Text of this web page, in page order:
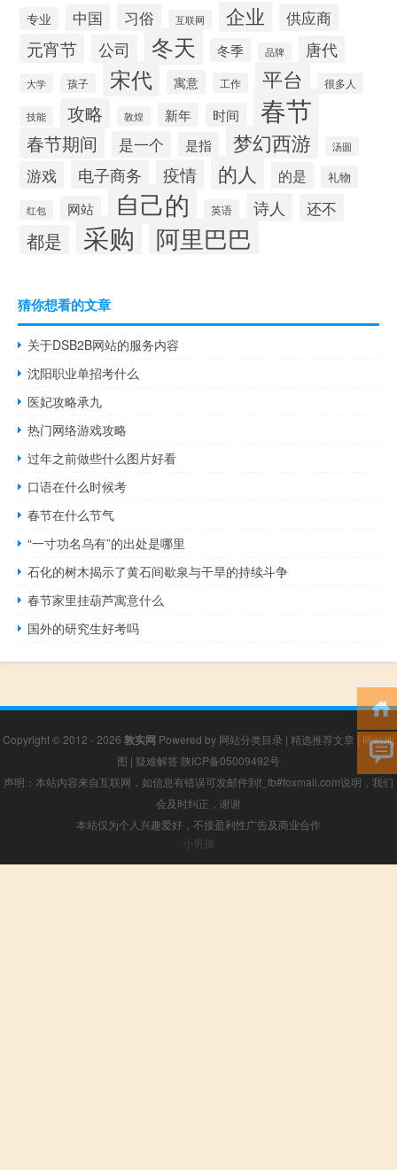
专业 中国 习俗 互联网 企业 供应商
元宵节 公司 冬天 冬季 品牌 唐代
大学 孩子 宋代 寓意 工作 平台 很多人
技能 攻略 敦煌 新年 时间 春节
春节期间 是一个 是指 梦幻西游 汤圆
游戏 电子商务 疫情 的人 的是 礼物
红包 网站 自己的 英语 诗人 还不
都是 采购 阿里巴巴
猜你想看的文章
关于DSB2B网站的服务内容
沈阳职业单招考什么
医妃攻略承九
热门网络游戏攻略
过年之前做些什么图片好看
口语在什么时候考
春节在什么节气
“一寸功名乌有”的出处是哪里
石化的树木揭示了黄石间歇泉与干旱的持续斗争
春节家里挂葫芦寓意什么
国外的研究生好考吗
Copyright © 2012 - 2026 敦实网 Powered by 网站分类目录 | 精选推荐文章 | 网站地
图 | 疑难解答 陕ICP备05009492号
声明：本站内容来自互联网，如信息有错误可发邮件到f_fb#foxmail.com说明，我们
会及时纠正，谢谢
本站仅为个人兴趣爱好，不接盈利性广告及商业合作
小男孩